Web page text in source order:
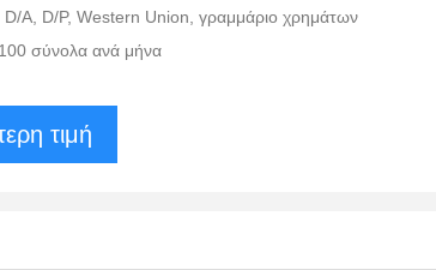
A, D/P, Western Union, γραμμάριο χρημάτων
σύνολα ανά μήνα
τιμή